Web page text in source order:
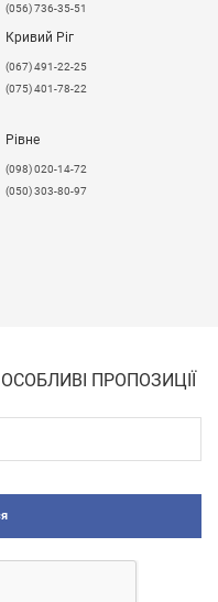
(056) 736-35-51
Кривий Ріг
(067) 491-22-25
(075) 401-78-22
Рівне
(098) 020-14-72
(050) 303-80-97
ПРОПОЗИЦІЇ